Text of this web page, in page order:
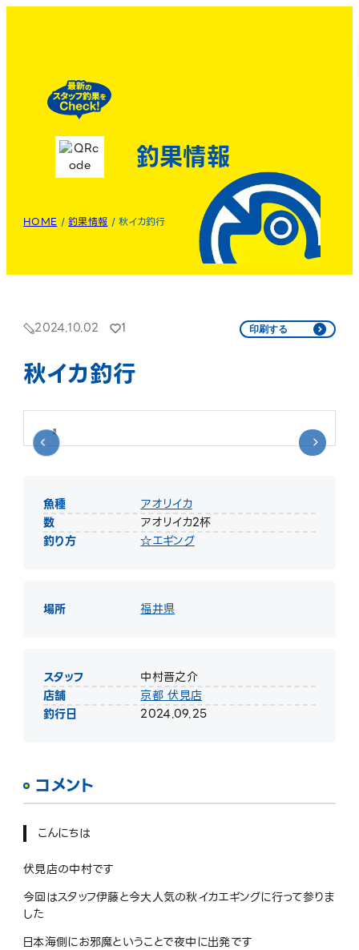
釣果情報
HOME /釣果情報 /秋イカ釣行
2024.10.02 1 印刷する
秋イカ釣行
魚種
アオリイカ
数
アオリイカ2杯
釣り方
☆エギング
場所 福井県
スタッフ
中村晋之介
店舗
京都 伏見店
釣行日
2024.09.25
コメント
こんにちは
伏見店の中村です
今回はスタッフ伊藤と今大人気の秋イカエギングに行って参りま
した
日本海側にお邪魔ということで夜中に出発です